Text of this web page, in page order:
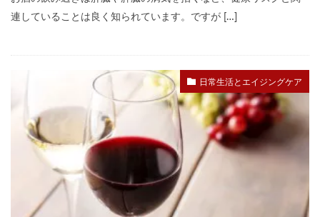
連していることは良く知られています。ですが […]
日常生活とエイジングケア